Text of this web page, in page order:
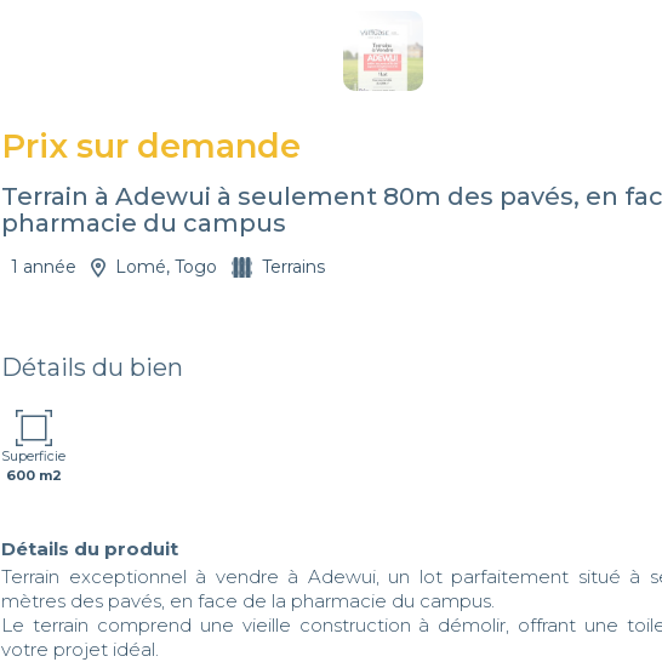
Prix sur demande
Terrain à Adewui à seulement 80m des pavés, en
pharmacie du campus
1 année Lomé, Togo Terrains
Détails du bien
Superficie
600 m2
Détails du produit
Terrain exceptionnel à vendre à Adewui, un lot parfaitement situé à
mètres des pavés, en face de la pharmacie du campus.
Le terrain comprend une vieille construction à démolir, offrant une
votre projet idéal.